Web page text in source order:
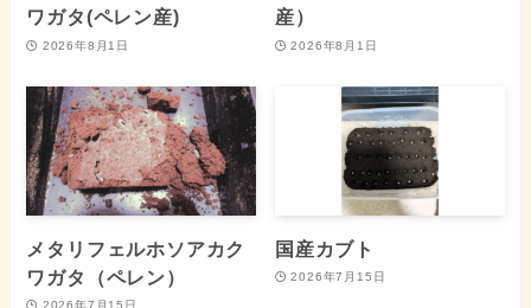
ワガタ(ペレン産)
2026年8月1日
産）
2026年8月1日
メタリフェルホソアカク
ワガタ（ペレン）
2026年7月15日
国産カブト
2026年7月15日